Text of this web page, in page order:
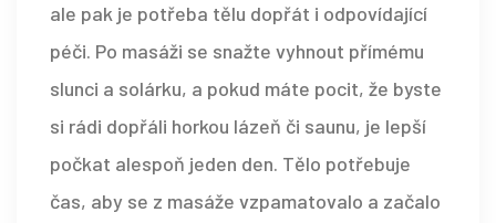
ale pak je potřeba tělu dopřát i odpovídající
péči. Po masáži se snažte vyhnout přímému
slunci a solárku, a pokud máte pocit, že byste
si rádi dopřáli horkou lázeň či saunu, je lepší
počkat alespoň jeden den. Tělo potřebuje
čas, aby se z masáže vzpamatovalo a začalo